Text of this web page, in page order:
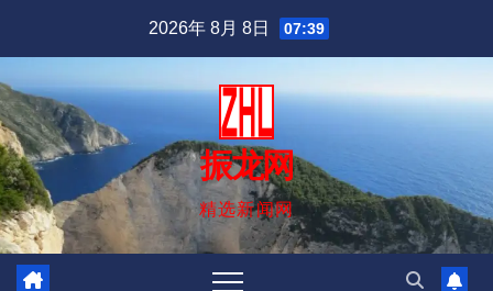
内
容
2026年 8月 8日 07:39
振龙网
精选新闻网